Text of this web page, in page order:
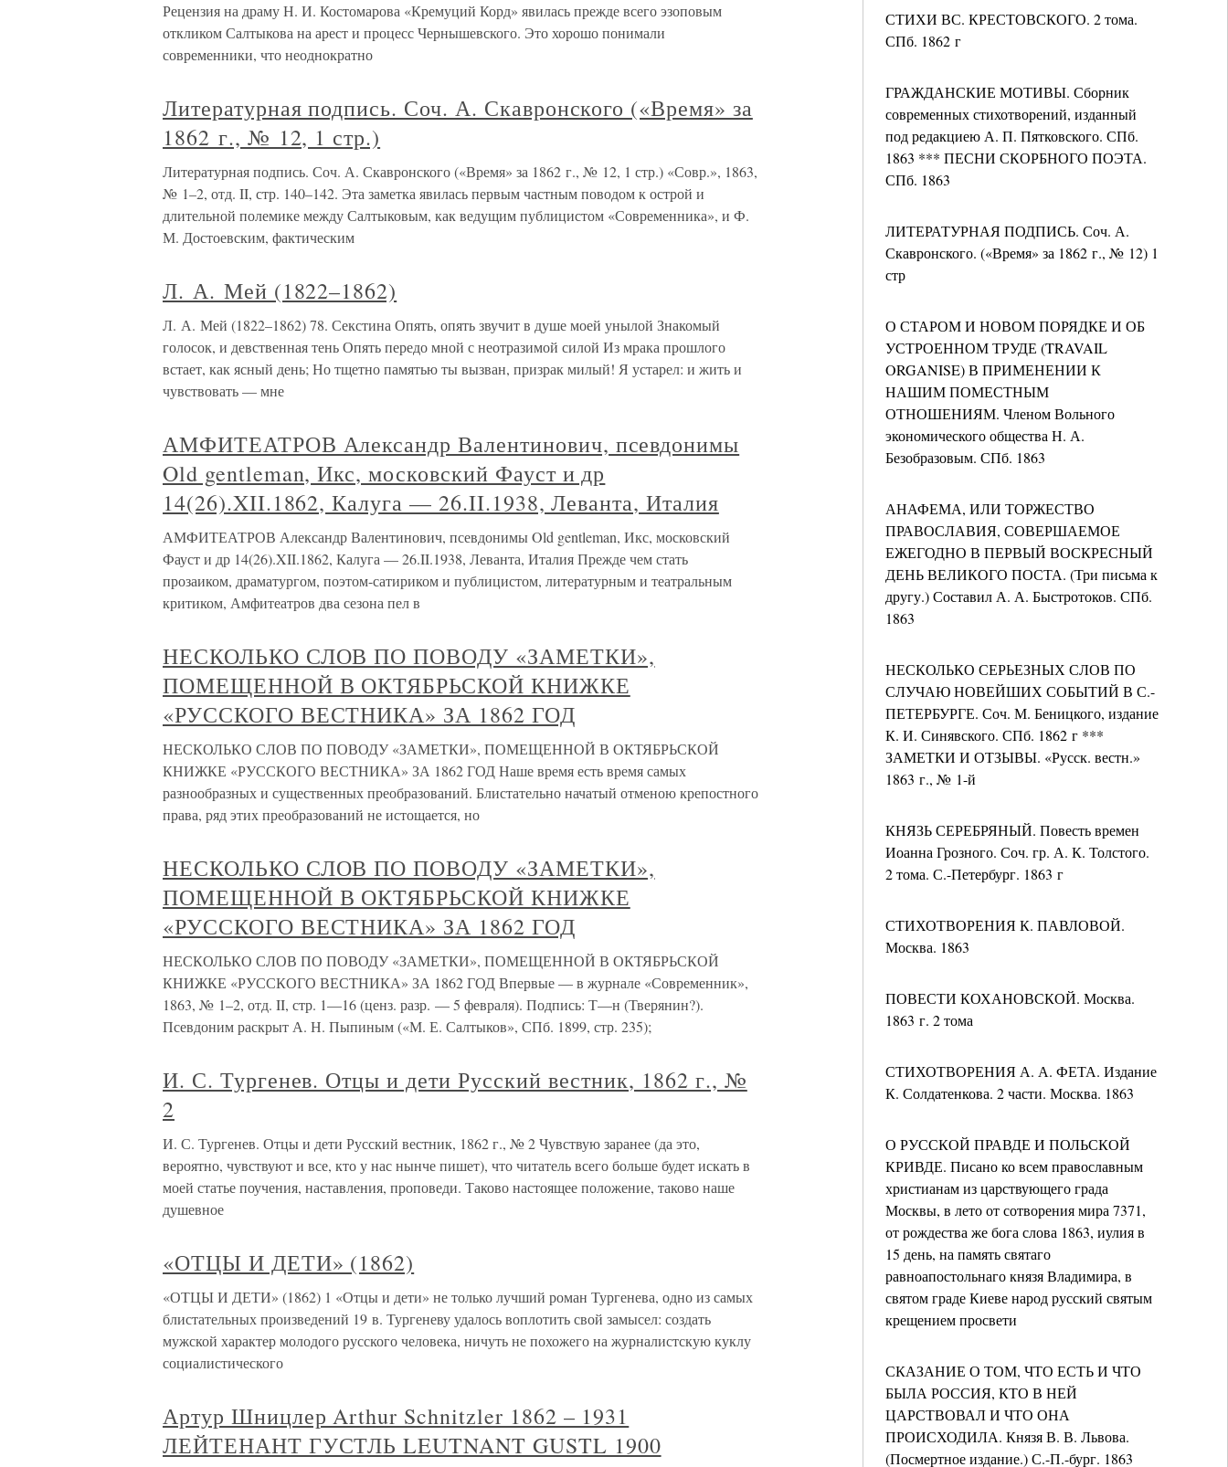
СТИХИ ВС. КРЕСТОВСКОГО. 2 тома.
СПб. 1862 г
ГРАЖДАНСКИЕ МОТИВЫ. Сборник
современных стихотворений, изданный
под редакциею А. П. Пятковского. СПб.
1863 *** ПЕСНИ СКОРБНОГО ПОЭТА.
СПб. 1863
ЛИТЕРАТУРНАЯ ПОДПИСЬ. Соч. А.
Скавронского. («Время» за 1862 г., № 12) 1
стр
О СТАРОМ И НОВОМ ПОРЯДКЕ И ОБ
УСТРОЕННОМ ТРУДЕ (TRAVAIL
ORGANISE) В ПРИМЕНЕНИИ К
НАШИМ ПОМЕСТНЫМ
ОТНОШЕНИЯМ. Членом Вольного
экономического общества Н. А.
Безобразовым. СПб. 1863
АНАФЕМА, ИЛИ ТОРЖЕСТВО
ПРАВОСЛАВИЯ, СОВЕРШАЕМОЕ
ЕЖЕГОДНО В ПЕРВЫЙ ВОСКРЕСНЫЙ
ДЕНЬ ВЕЛИКОГО ПОСТА. (Три письма к
другу.) Составил А. А. Быстротоков. СПб.
1863
НЕСКОЛЬКО СЕРЬЕЗНЫХ СЛОВ ПО
СЛУЧАЮ НОВЕЙШИХ СОБЫТИЙ В С.-
ПЕТЕРБУРГЕ. Соч. М. Беницкого, издание
К. И. Синявского. СПб. 1862 г ***
ЗАМЕТКИ И ОТЗЫВЫ. «Русск. вестн.»
1863 г., № 1-й
КНЯЗЬ СЕРЕБРЯНЫЙ. Повесть времен
Иоанна Грозного. Соч. гр. А. К. Толстого.
2 тома. С.-Петербург. 1863 г
СТИХОТВОРЕНИЯ К. ПАВЛОВОЙ.
Москва. 1863
ПОВЕСТИ КОХАНОВСКОЙ. Москва.
1863 г. 2 тома
СТИХОТВОРЕНИЯ А. А. ФЕТА. Издание
К. Солдатенкова. 2 части. Москва. 1863
О РУССКОЙ ПРАВДЕ И ПОЛЬСКОЙ
КРИВДЕ. Писано ко всем православным
христианам из царствующего града
Москвы, в лето от сотворения мира 7371,
от рождества же бога слова 1863, иулия в
15 день, на память святаго
равноапостольнаго князя Владимира, в
святом граде Киеве народ русский святым
крещением просвети
СКАЗАНИЕ О ТОМ, ЧТО ЕСТЬ И ЧТО
БЫЛА РОССИЯ, КТО В НЕЙ
ЦАРСТВОВАЛ И ЧТО ОНА
ПРОИСХОДИЛА. Князя В. В. Львова.
(Посмертное издание.) С.-П.-бург. 1863
Рецензия на драму Н. И. Костомарова «Кремуций Корд» явилась прежде всего эзоповым
откликом Салтыкова на арест и процесс Чернышевского. Это хорошо понимали
современники, что неоднократно
Литературная подпись. Соч. А. Скавронского («Время» за
1862 г., № 12, 1 стр.)
Литературная подпись. Соч. А. Скавронского («Время» за 1862 г., № 12, 1 стр.) «Совр.», 1863,
№ 1–2, отд. II, стр. 140–142. Эта заметка явилась первым частным поводом к острой и
длительной полемике между Салтыковым, как ведущим публицистом «Современника», и Ф.
М. Достоевским, фактическим
Л. А. Мей (1822–1862)
Л. А. Мей (1822–1862) 78. Секстина Опять, опять звучит в душе моей унылой Знакомый
голосок, и девственная тень Опять передо мной с неотразимой силой Из мрака прошлого
встает, как ясный день; Но тщетно памятью ты вызван, призрак милый! Я устарел: и жить и
чувствовать — мне
АМФИТЕАТРОВ Александр Валентинович, псевдонимы
Old gentleman, Икс, московский Фауст и др
14(26).XII.1862, Калуга — 26.II.1938, Леванта, Италия
АМФИТЕАТРОВ Александр Валентинович, псевдонимы Old gentleman, Икс, московский
Фауст и др 14(26).XII.1862, Калуга — 26.II.1938, Леванта, Италия Прежде чем стать
прозаиком, драматургом, поэтом-сатириком и публицистом, литературным и театральным
критиком, Амфитеатров два сезона пел в
НЕСКОЛЬКО СЛОВ ПО ПОВОДУ «ЗАМЕТКИ»,
ПОМЕЩЕННОЙ В ОКТЯБРЬСКОЙ КНИЖКЕ
«РУССКОГО ВЕСТНИКА» ЗА 1862 ГОД
НЕСКОЛЬКО СЛОВ ПО ПОВОДУ «ЗАМЕТКИ», ПОМЕЩЕННОЙ В ОКТЯБРЬСКОЙ
КНИЖКЕ «РУССКОГО ВЕСТНИКА» ЗА 1862 ГОД Наше время есть время самых
разнообразных и существенных преобразований. Блистательно начатый отменою крепостного
права, ряд этих преобразований не истощается, но
НЕСКОЛЬКО СЛОВ ПО ПОВОДУ «ЗАМЕТКИ»,
ПОМЕЩЕННОЙ В ОКТЯБРЬСКОЙ КНИЖКЕ
«РУССКОГО ВЕСТНИКА» ЗА 1862 ГОД
НЕСКОЛЬКО СЛОВ ПО ПОВОДУ «ЗАМЕТКИ», ПОМЕЩЕННОЙ В ОКТЯБРЬСКОЙ
КНИЖКЕ «РУССКОГО ВЕСТНИКА» ЗА 1862 ГОД Впервые — в журнале «Современник»,
1863, № 1–2, отд. II, стр. 1—16 (ценз. разр. — 5 февраля). Подпись: Т—н (Тверянин?).
Псевдоним раскрыт А. Н. Пыпиным («М. Е. Салтыков», СПб. 1899, стр. 235);
И. С. Тургенев. Отцы и дети Русский вестник, 1862 г., №
2
И. С. Тургенев. Отцы и дети Русский вестник, 1862 г., № 2 Чувствую заранее (да это,
вероятно, чувствуют и все, кто у нас нынче пишет), что читатель всего больше будет искать в
моей статье поучения, наставления, проповеди. Таково настоящее положение, таково наше
душевное
«ОТЦЫ И ДЕТИ» (1862)
«ОТЦЫ И ДЕТИ» (1862) 1 «Отцы и дети» не только лучший роман Тургенева, одно из самых
блистательных произведений 19 в. Тургеневу удалось воплотить свой замысел: создать
мужской характер молодого русского человека, ничуть не похожего на журналистскую куклу
социалистического
Артур Шницлер Arthur Schnitzler 1862 – 1931
ЛЕЙТЕНАНТ ГУСТЛЬ LEUTNANT GUSTL 1900